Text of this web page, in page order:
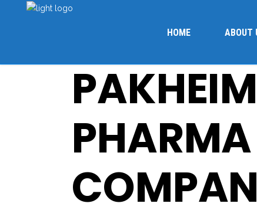
HOME ABOUT
PAKHEIM
PHARMA